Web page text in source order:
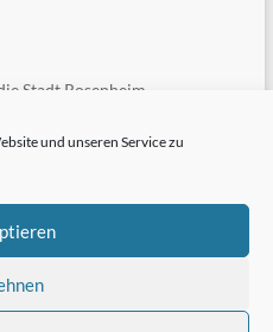
und unseren Service zu
Stadt Rosenheim